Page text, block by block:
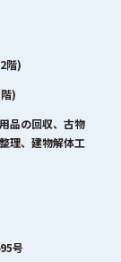
階)
)
品の回収、古物
理、建物解体工
号